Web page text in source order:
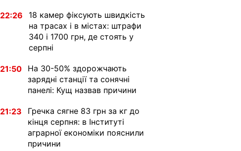
22:26
18 камер фіксують швидкість
на трасах і в містах: штрафи
340 і 1700 грн, де стоять у
серпні
21:50
На 30-50% здорожчають
зарядні станції та сонячні
панелі: Кущ назвав причини
21:23
Гречка сягне 83 грн за кг до
кінця серпня: в Інституті
аграрної економіки пояснили
причини